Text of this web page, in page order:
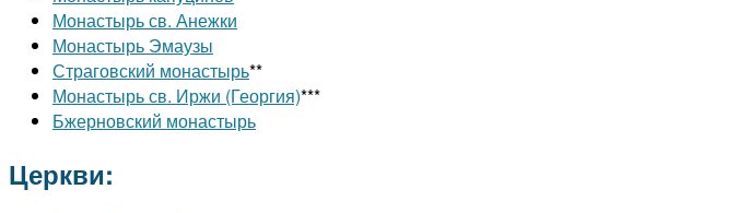
Монастырь св. Анежки
Монастырь Эмаузы
Страговский монастырь**
Монастырь св. Иржи (Георгия)***
Бжерновский монастырь
Церкви: